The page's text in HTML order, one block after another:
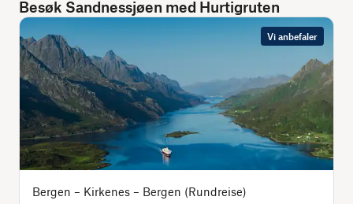
Besøk Sandnessjøen med Hurtigruten
Vi anbefaler
Bergen – Kirkenes – Bergen (Rundreise)